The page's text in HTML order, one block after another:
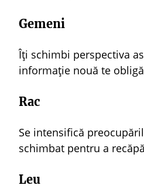
Gemeni
Îți schimbi perspectiva
informație nouă te
Rac
Se intensifică
schimbat pentru a
Leu